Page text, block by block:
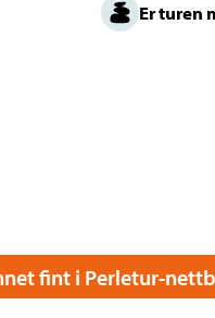
Er turen
fint i Perletur-